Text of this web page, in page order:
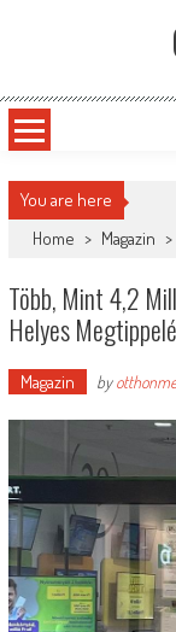
You are here
Home > Magazin >
Több, Mint 4,2
Helyes
Magazin by